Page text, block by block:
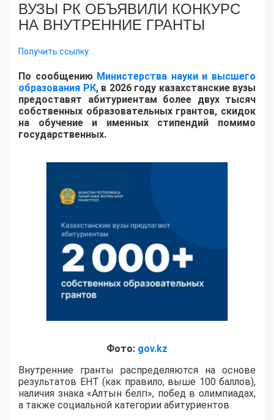
ВУЗЫ РК ОБЪЯВИЛИ КОНКУРС
НА ВНУТРЕННИЕ ГРАНТЫ
Получить ссылку
По сообщению Министерства науки и высшего
образования РК, в 2026 году казахстанские вузы
предоставят абитуриентам более двух тысяч
собственных образовательных грантов, скидок
на обучение и именных стипендий помимо
государственных.
Фото: gov.kz
Внутренние гранты распределяются на основе
результатов ЕНТ (как правило, выше 100 баллов),
наличия знака «Алтын белгі», побед в олимпиадах,
а также социальной категории абитуриентов.